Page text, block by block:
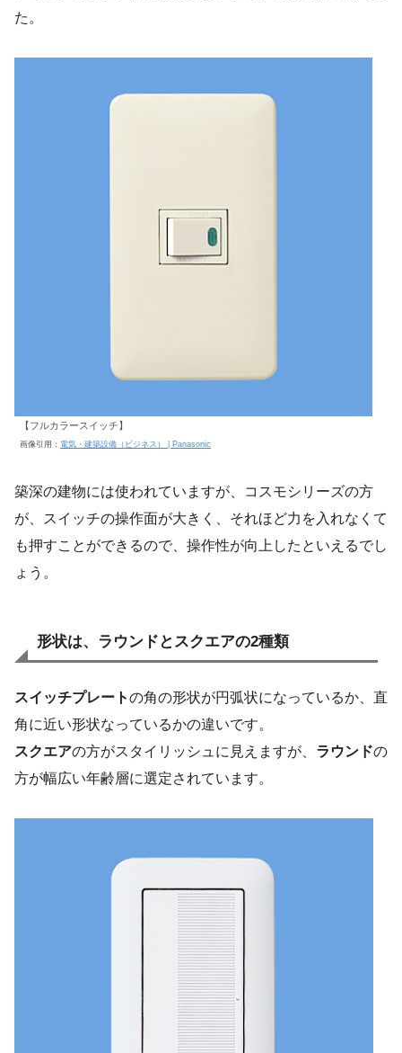
た。
【フルカラースイッチ】
画像引用： 電気・建築設備（ビジネス） | Panasonic
築深の建物には使われていますが、コスモシリーズの方
が、スイッチの操作面が大きく、それほど力を入れなくて
も押すことができるので、操作性が向上したといえるでし
ょう。
形状は、ラウンドとスクエアの2種類
スイッチプレートの角の形状が円弧状になっているか、直
角に近い形状なっているかの違いです。
スクエアの方がスタイリッシュに見えますが、 ラウンドの
方が幅広い年齢層に選定されています。